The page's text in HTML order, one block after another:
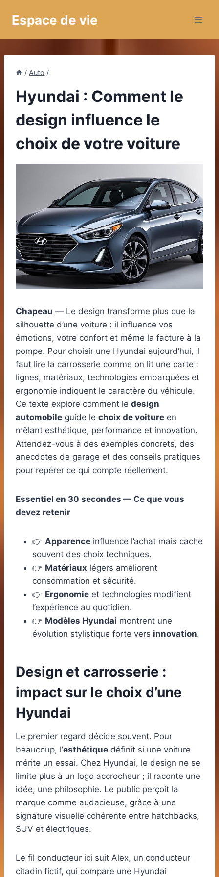
Espace de vie
/ Auto /
Hyundai : Comment le
design influence le
choix de votre voiture
Chapeau — Le design transforme plus que la
silhouette d’une voiture : il influence vos
émotions, votre confort et même la facture à la
pompe. Pour choisir une Hyundai aujourd’hui, il
faut lire la carrosserie comme on lit une carte :
lignes, matériaux, technologies embarquées et
ergonomie indiquent le caractère du véhicule.
Ce texte explore comment le design
automobile guide le choix de voiture en
mêlant esthétique, performance et innovation.
Attendez-vous à des exemples concrets, des
anecdotes de garage et des conseils pratiques
pour repérer ce qui compte réellement.
Essentiel en 30 secondes — Ce que vous
devez retenir
👉 Apparence influence l’achat mais cache
souvent des choix techniques.
👉 Matériaux légers améliorent
consommation et sécurité.
👉 Ergonomie et technologies modifient
l’expérience au quotidien.
👉 Modèles Hyundai montrent une
évolution stylistique forte vers innovation.
Design et carrosserie :
impact sur le choix d’une
Hyundai
Le premier regard décide souvent. Pour
beaucoup, l’esthétique définit si une voiture
mérite un essai. Chez Hyundai, le design ne se
limite plus à un logo accrocheur ; il raconte une
idée, une philosophie. Le public perçoit la
marque comme audacieuse, grâce à une
signature visuelle cohérente entre hatchbacks,
SUV et électriques.
Le fil conducteur ici suit Alex, un conducteur
citadin fictif, qui compare une Hyundai